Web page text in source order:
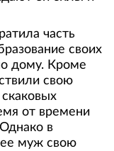
часть
своих
дому. Кроме
свою
от времени
в
муж свою